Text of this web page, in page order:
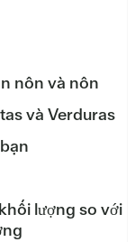
nôn và nôn
và Verduras
lượng so với